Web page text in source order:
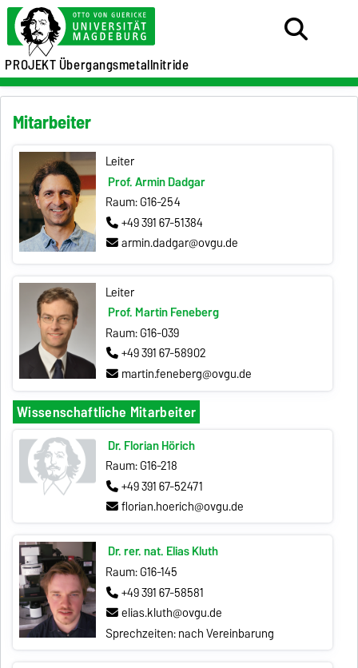
PROJEKT Übergangsmetallnitride
Mitarbeiter
Leiter
Prof. Armin Dadgar
Raum: G16-254
+49 391 67-51384
armin.dadgar@ovgu.de
Leiter
Prof. Martin Feneberg
Raum: G16-039
+49 391 67-58902
martin.feneberg@ovgu.de
Wissenschaftliche Mitarbeiter
Dr. Florian Hörich
Raum: G16-218
+49 391 67-52471
florian.hoerich@ovgu.de
Dr. rer. nat. Elias Kluth
Raum: G16-145
+49 391 67-58581
elias.kluth@ovgu.de
Sprechzeiten: nach Vereinbarung